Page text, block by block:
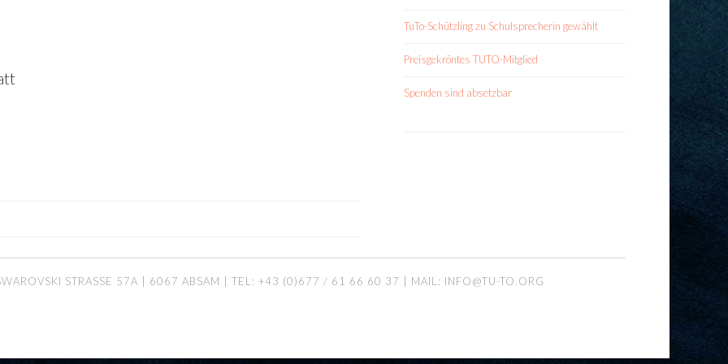
TuTo-Schützling zu Schulsprecherin gewählt
Preisgekröntes TUTO-Mitglied
Spenden sind absetzbar
STRASSE 57A | 6067 ABSAM | TEL: +43 (0)677 / 61 66 60 37 | MAIL: INFO@TU-TO.ORG